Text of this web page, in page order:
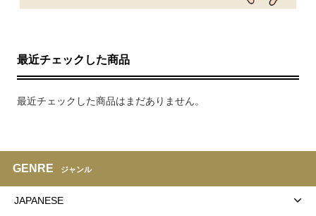
最近チェックした商品
最近チェックした商品はまだありません。
GENRE ジャンル
JAPANESE